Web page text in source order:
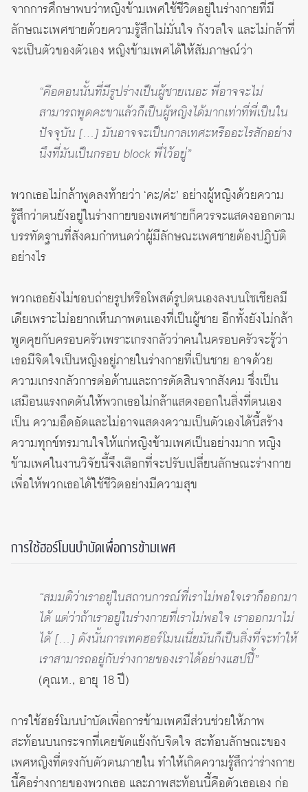
จากการศึกษาพบว่าหญิงข้ามเพศใช้ชีวิตอยู่ในร่างกายที่มี
ลักษณะเพศชายด้วยความรู้สึกไม่มั่นใจ กังวลใจ และไม่กล้าที่
จะเป็นตัวของตัวเอง หญิงข้ามเพศได้ให้สัมภาษณ์ว่า
“คือตอนนั้นที่มีรูปร่างเป็นผู้ชายเนอะ พี่อาจจะไม่
สามารถพูดคะขาแล้วก็เป็นผู้หญิงได้มากเท่าที่พี่เป็นใน
ปัจจุบัน […] มันอาจจะเป็นกาลเทศะหรืออะไรสักอย่าง
นึงที่มันเป็นกรอบ block พี่ไว้อยู่”
พวกเธอไม่กล้าพูดลงท้ายว่า ‘คะ/ค่ะ’ อย่างผู้หญิงด้วยความ
รู้สึกว่าตนยังอยู่ในร่างกายของเพศชายก็ควรจะแสดงออกตาม
บรรทัดฐานที่สังคมกำหนดว่าผู้มีลักษณะเพศชายต้องปฏิบัติ
อย่างไร
พวกเธอยังไม่ชอบถ่ายรูปหรือโพสต์รูปตนเองลงบนโซเชียลมี
เดียเพราะไม่อยากเห็นภาพตนเองที่เป็นผู้ชาย อีกทั้งยังไม่กล้า
พูดคุยกับครอบครัวเพราะเกรงกลัวว่าคนในครอบครัวจะรู้ว่า
เธอมีจิตใจเป็นหญิงอยู่ภายในร่างกายที่เป็นชาย อาจด้วย
ความเกรงกลัวการต่อต้านและการตัดสินจากสังคม ซึ่งเป็น
เสมือนแรงกดดันให้พวกเธอไม่กล้าแสดงออกในสิ่งที่ตนเอง
เป็น ความอึดอัดและไม่อาจแสดงความเป็นตัวเองได้นี้สร้าง
ความทุกข์ทรมานใจให้แก่หญิงข้ามเพศเป็นอย่างมาก หญิง
ข้ามเพศในงานวิจัยนี้จึงเลือกที่จะปรับเปลี่ยนลักษณะร่างกาย
เพื่อให้พวกเธอได้ใช้ชีวิตอย่างมีความสุข
การใช้ฮอร์โมนบำบัดเพื่อการข้ามเพศ
“สมมติว่าเราอยู่ในสถานการณ์ที่เราไม่พอใจเราก็ออกมา
ได้ แต่ว่าถ้าเราอยู่ในร่างกายที่เราไม่พอใจ เราออกมาไม่
ได้ […] ดังนั้นการเทคฮอร์โมนเนี่ยมันก็เป็นสิ่งที่จะทำให้
เราสามารถอยู่กับร่างกายของเราได้อย่างแฮปปี้”
(คุณห., อายุ 18 ปี)
การใช้ฮอร์โมนบำบัดเพื่อการข้ามเพศมีส่วนช่วยให้ภาพ
สะท้อนบนกระจกที่เคยขัดแย้งกับจิตใจ สะท้อนลักษณะของ
เพศหญิงที่ตรงกับตัวตนภายใน ทำให้เกิดความรู้สึกว่าร่างกาย
นี้คือร่างกายของพวกเธอ และภาพสะท้อนนี้คือตัวเธอเอง ก่อ